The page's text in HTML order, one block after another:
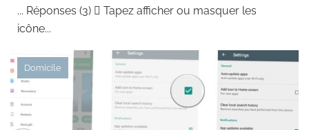
... Réponses (3)  Tapez afficher ou masquer les
icône...
Domicile